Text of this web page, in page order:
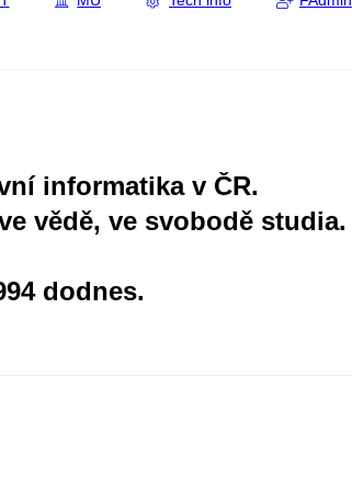
informatika v ČR.
vědě, ve svobodě studia.
dodnes.